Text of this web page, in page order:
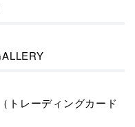
レーディングカード